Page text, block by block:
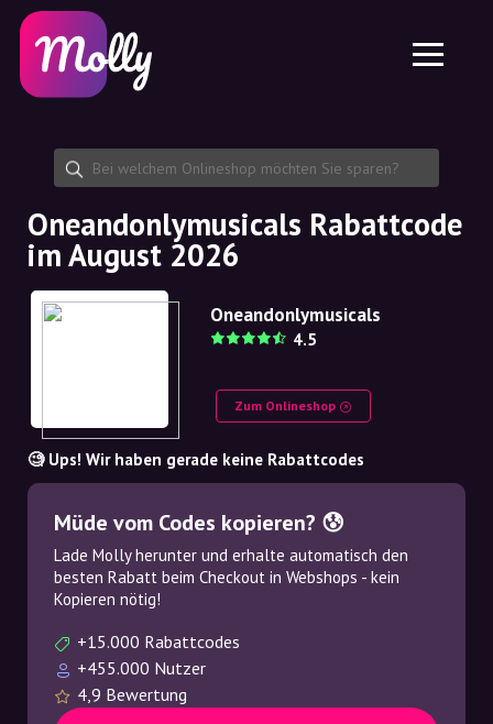
Hautpflege
Haarpflege
Rabattcode teilen
Funktionen
Jobs
Über uns
Partnerschaft
Plattform
Molly für iPhone und iPad
Molly für Android
DE
EN
NO
DE
Oneandonlymusicals Rabattcode
im August 2026
Oneandonlymusicals
4.5
Zum Onlineshop
🧐 Ups! Wir haben gerade keine Rabattcodes
Müde vom Codes kopieren? 😰
Lade Molly herunter und erhalte automatisch den
besten Rabatt beim Checkout in Webshops - kein
Kopieren nötig!
+15.000 Rabattcodes
+455.000 Nutzer
4,9 Bewertung